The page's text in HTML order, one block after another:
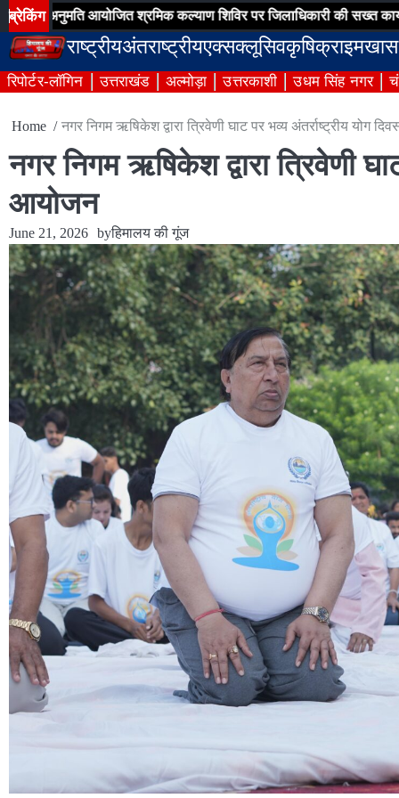
Skip
to
content
ब्रेकिंग
आयोजित श्रमिक कल्याण शिविर पर जिलाधिकारी की सख्त कार्यवाही
राष्ट्रीयअंतराष्ट्रीयएक्सक्लूसिवकृषिक्राइम
रिपोर्टर-लॉगिन उत्तराखंड अल्मोड़ा उत्तरकाशी उधम सिंह नगर
Home नगर निगम ऋषिकेश द्वारा त्रिवेणी घाट पर भव्य अंतर्राष्ट्रीय योग
नगर निगम ऋषिकेश द्वारा त्रिवेणी
आयोजन
June 21, 2026 byहिमालय की गूंज